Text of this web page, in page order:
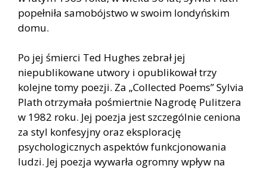
popełniła samobójstwo w swoim londyńskim
domu.
Po jej śmierci Ted Hughes zebrał jej
niepublikowane utwory i opublikował trzy
kolejne tomy poezji. Za „Collected Poems” Sylvia
Plath otrzymała pośmiertnie Nagrodę Pulitzera
w 1982 roku. Jej poezja jest szczególnie ceniona
za styl konfesyjny oraz eksplorację
psychologicznych aspektów funkcjonowania
ludzi. Jej poezja wywarła ogromny wpływ na